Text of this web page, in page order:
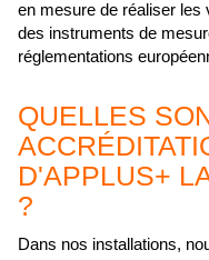
en mesure de réaliser les
des instruments de
réglementations
QUELLES
D'APPLUS+
?
Dans nos installations,